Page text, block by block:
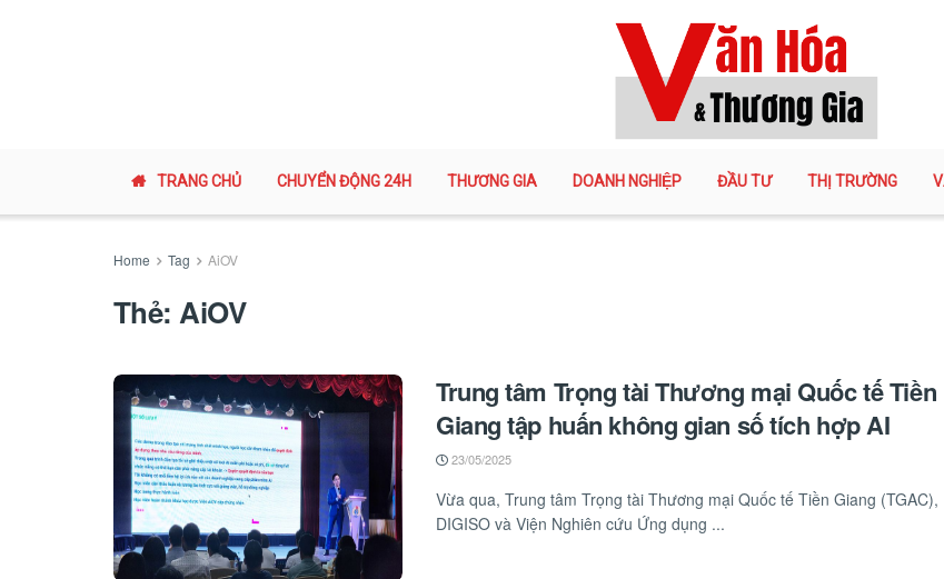
TRANG CHỦ CHUYỂN ĐỘNG 24H THƯƠNG GIA DOANH NGHIỆP ĐẦU TƯ THỊ TRƯỜNG
Home Tag AiOV
Thẻ:AiOV
Trung tâm Trọng tài Thương mại Quốc tế Tiền
Giang tập huấn không gian số tích hợp AI
23/05/2025
Vừa qua, Trung tâm Trọng tài Thương mại Quốc tế Tiền Giang (TGAC),
DIGISO và Viện Nghiên cứu Ứng dụng ...